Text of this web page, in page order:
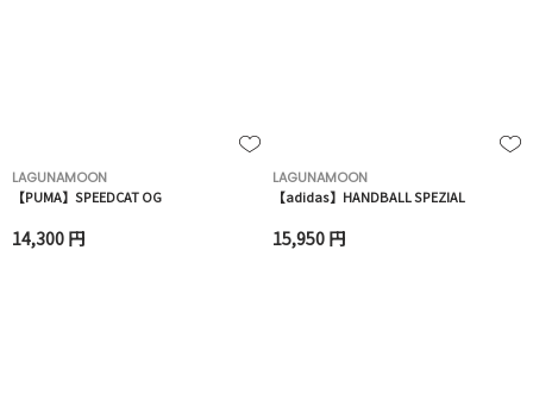
LAGUNAMOON
【PUMA】SPEEDCAT OG
14,300 円
LAGUNAMOON
【adidas】HANDBALL SPEZIAL
15,950 円